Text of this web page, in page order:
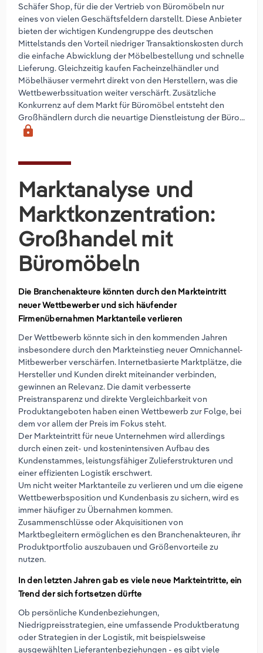
Schäfer Shop, für die der Vertrieb von Büromöbeln nur
eines von vielen Geschäftsfeldern darstellt. Diese Anbieter
bieten der wichtigen Kundengruppe des deutschen
Mittelstands den Vorteil niedriger Transaktionskosten durch
die einfache Abwicklung der Möbelbestellung und schnelle
Lieferung. Gleichzeitig kaufen Facheinzelhändler und
Möbelhäuser vermehrt direkt von den Herstellern, was die
Wettbewerbssituation weiter verschärft. Zusätzliche
Konkurrenz auf dem Markt für Büromöbel entsteht den
Großhändlern durch die neuartige Dienstleistung der Büro...
lock
Marktanalyse und
Marktkonzentration:
Großhandel mit
Büromöbeln
Die Branchenakteure könnten durch den Markteintritt
neuer Wettbewerber und sich häufender
Firmenübernahmen Marktanteile verlieren
Der Wettbewerb könnte sich in den kommenden Jahren
insbesondere durch den Markteinstieg neuer Omnichannel-
Mitbewerber verschärfen. Internetbasierte Marktplätze, die
Hersteller und Kunden direkt miteinander verbinden,
gewinnen an Relevanz. Die damit verbesserte
Preistransparenz und direkte Vergleichbarkeit von
Produktangeboten haben einen Wettbewerb zur Folge, bei
dem vor allem der Preis im Fokus steht.
Der Markteintritt für neue Unternehmen wird allerdings
durch einen zeit- und kostenintensiven Aufbau des
Kundenstammes, leistungsfähiger Zulieferstrukturen und
einer effizienten Logistik erschwert.
Um nicht weiter Marktanteile zu verlieren und um die eigene
Wettbewerbsposition und Kundenbasis zu sichern, wird es
immer häufiger zu Übernahmen kommen.
Zusammenschlüsse oder Akquisitionen von
Marktbegleitern ermöglichen es den Branchenakteuren, ihr
Produktportfolio auszubauen und Größenvorteile zu
nutzen.
In den letzten Jahren gab es viele neue Markteintritte, ein
Trend der sich fortsetzen dürfte
Ob persönliche Kundenbeziehungen,
Niedrigpreisstrategien, eine umfassende Produktberatung
oder Strategien in der Logistik, mit beispielsweise
ausgewählten Lieferantenbeziehungen - es gibt viele